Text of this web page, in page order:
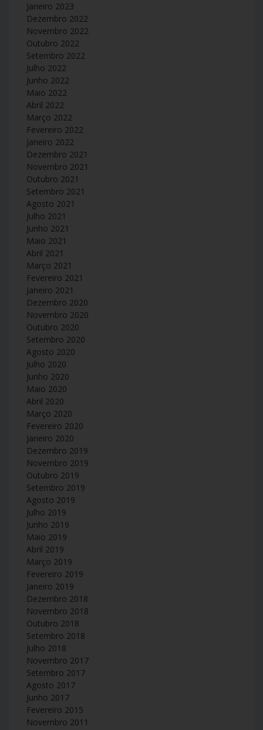
Janeiro 2023
Dezembro 2022
Novembro 2022
Outubro 2022
Setembro 2022
Julho 2022
Junho 2022
Maio 2022
Abril 2022
Março 2022
Fevereiro 2022
Janeiro 2022
Dezembro 2021
Novembro 2021
Outubro 2021
Setembro 2021
Agosto 2021
Julho 2021
Junho 2021
Maio 2021
Abril 2021
Março 2021
Fevereiro 2021
Janeiro 2021
Dezembro 2020
Novembro 2020
Outubro 2020
Setembro 2020
Agosto 2020
Julho 2020
Junho 2020
Maio 2020
Abril 2020
Março 2020
Fevereiro 2020
Janeiro 2020
Dezembro 2019
Novembro 2019
Outubro 2019
Setembro 2019
Agosto 2019
Julho 2019
Junho 2019
Maio 2019
Abril 2019
Março 2019
Fevereiro 2019
Janeiro 2019
Dezembro 2018
Novembro 2018
Outubro 2018
Setembro 2018
Julho 2018
Novembro 2017
Setembro 2017
Agosto 2017
Junho 2017
Fevereiro 2015
Novembro 2011